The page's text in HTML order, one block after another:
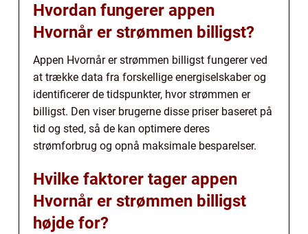
Hvordan fungerer appen
Hvornår er strømmen billigst?
Appen Hvornår er strømmen billigst fungerer ved
at trække data fra forskellige energiselskaber og
identificerer de tidspunkter, hvor strømmen er
billigst. Den viser brugerne disse priser baseret på
tid og sted, så de kan optimere deres
strømforbrug og opnå maksimale besparelser.
Hvilke faktorer tager appen
Hvornår er strømmen billigst
højde for?